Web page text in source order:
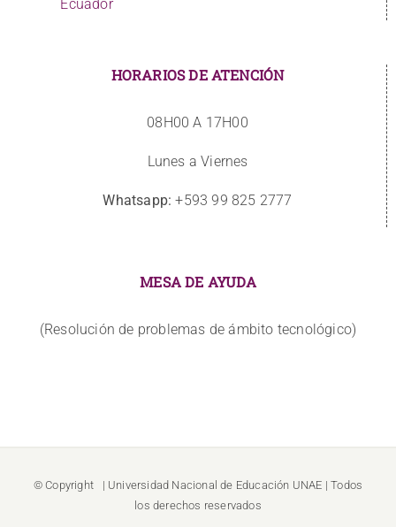
Ecuador
HORARIOS DE ATENCIÓN
08H00 A 17H00
Lunes a Viernes
Whatsapp: +593 99 825 2777
MESA DE AYUDA
(Resolución de problemas de ámbito tecnológico)
© Copyright | Universidad Nacional de Educación UNAE | Todos
los derechos reservados